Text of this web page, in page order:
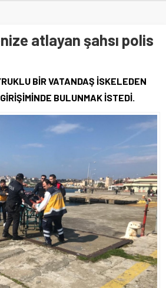
atlayan şahsı polis
BİR VATANDAŞ İSKELEDEN
BULUNMAK İSTEDİ.